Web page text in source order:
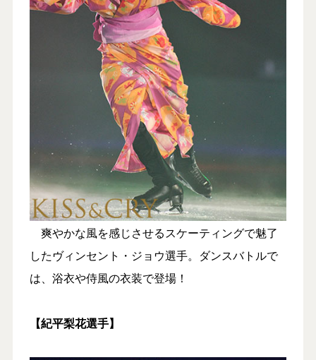
爽やかな風を感じさせるスケーティングで魅了
したヴィンセント・ジョウ選手。ダンスバトルで
は、浴衣や侍風の衣装で登場！
【紀平梨花選手】